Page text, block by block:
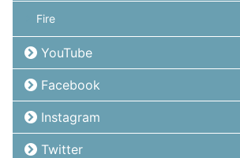
Fire
YouTube
Facebook
Instagram
Twitter